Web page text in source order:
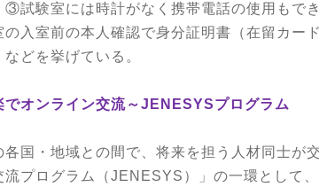
③試験室には時計がなく携帯電話の使用もで
入室前の本人確認で身分証明書（在留カー
どを挙げている。
オンライン交流～JENESYSプログラム
国・地域との間で、将来を担う人材同士が
プログラム（JENESYS ）」の一環として